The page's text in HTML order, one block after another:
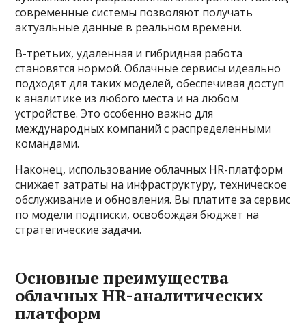
современные системы позволяют получать
актуальные данные в реальном времени.
В-третьих, удаленная и гибридная работа
становятся нормой. Облачные сервисы идеально
подходят для таких моделей, обеспечивая доступ
к аналитике из любого места и на любом
устройстве. Это особенно важно для
международных компаний с распределенными
командами.
Наконец, использование облачных HR-платформ
снижает затраты на инфраструктуру, техническое
обслуживание и обновления. Вы платите за сервис
по модели подписки, освобождая бюджет на
стратегические задачи.
Основные преимущества
облачных HR-аналитических
платформ